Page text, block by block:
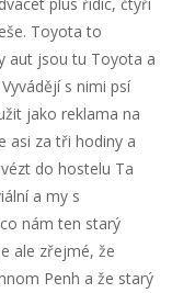
Toyota to
aut jsou tu Toyota a
s nimi psí
jako reklama na
asi za tři hodiny a
do hostelu Ta
a my s
nám ten starý
ale zřejmé, že
Penh a že starý